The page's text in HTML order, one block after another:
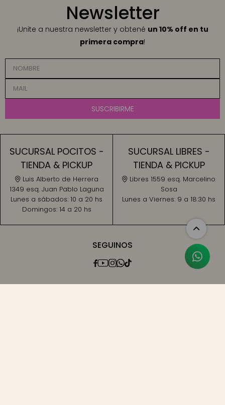
SEGUINOS

Newsletter
¡Unite a nuestra newsletter y obtené un 10% off en tu
primera compra!
SUSCRIBIRME
SUCURSAL POCITOS -
TIENDA & PICKUP
Luis Alberto de Herrera
1349 esq. Juan Pablo Laguna
Lunes a sábados: 10 a 20 hs
Domingos: 14 a 20 hs
SUCURSAL LIBRES -
TIENDA & PICKUP
Libres 1559 esq. Marcelino
Sosa
Lunes a Viernes: 9 a 18:30 hs